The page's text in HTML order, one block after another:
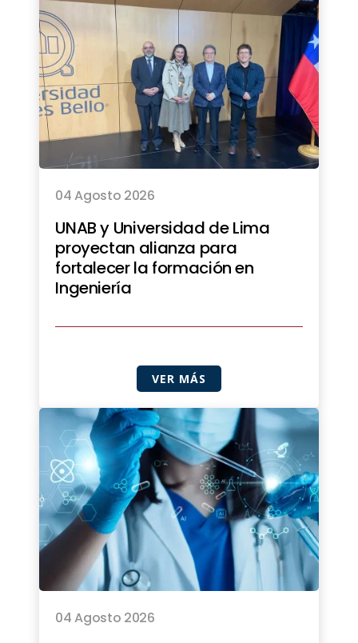
04 Agosto 2026
UNAB y Universidad de Lima
proyectan alianza para
fortalecer la formación en
Ingeniería
VER MÁS
04 Agosto 2026